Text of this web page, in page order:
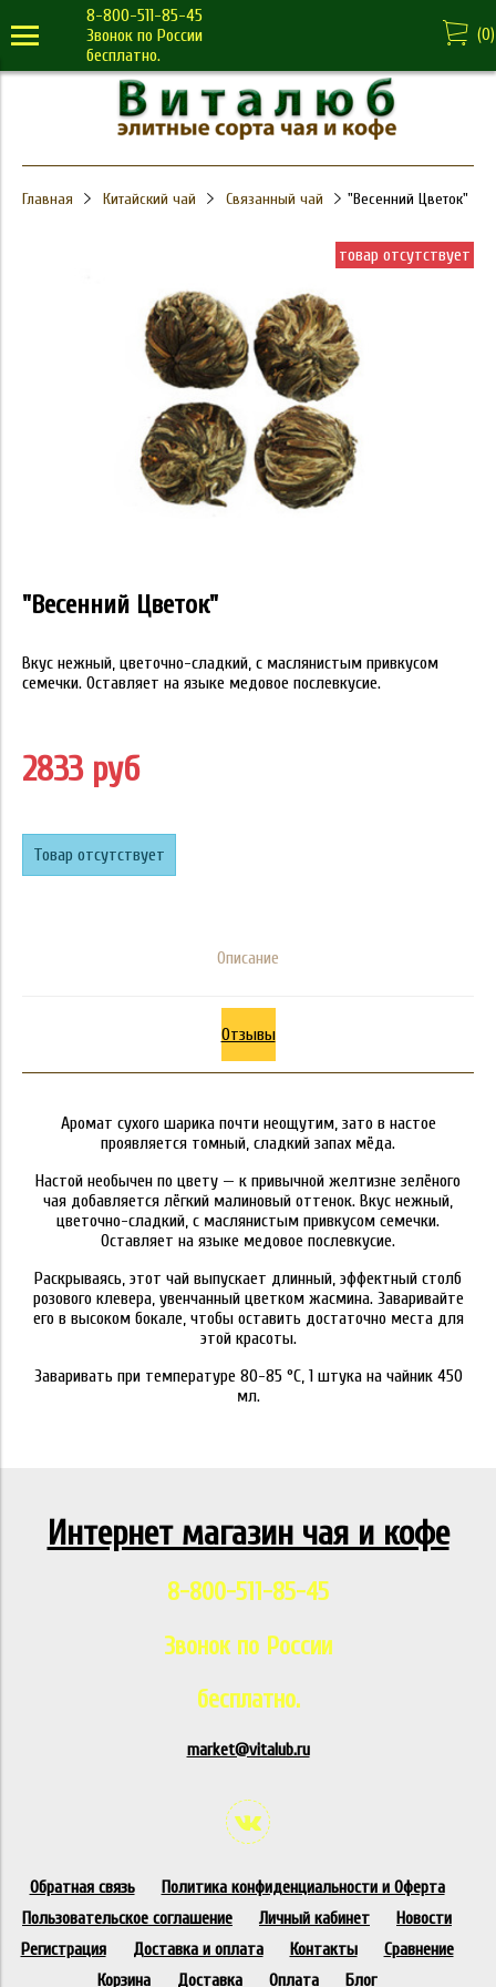
8-800-511-85-45
Звонок по России
бесплатно.
(0)
Главная Китайский чай Связанный чай "Весенний Цветок"
товар отсутствует
"Весенний Цветок"
Вкус нежный, цветочно-сладкий, с маслянистым привкусом
семечки. Оставляет на языке медовое послевкусие.
2833 руб
Товар отсутствует
Описание
Отзывы
Аромат сухого шарика почти неощутим, зато в настое
проявляется томный, сладкий запах мёда.
Настой необычен по цвету — к привычной желтизне зелёного
чая добавляется лёгкий малиновый оттенок. Вкус нежный,
цветочно-сладкий, с маслянистым привкусом семечки.
Оставляет на языке медовое послевкусие.
Раскрываясь, этот чай выпускает длинный, эффектный столб
розового клевера, увенчанный цветком жасмина. Заваривайте
его в высоком бокале, чтобы оставить достаточно места для
этой красоты.
Заваривать при температуре 80-85 °C, 1 штука на чайник 450
мл.
Интернет магазин чая и кофе
8-800-511-85-45
Звонок по России
бесплатно.
market@vitalub.ru
Обратная связь
Политика конфиденциальности и Оферта
Пользовательское соглашение
Личный кабинет
Новости
Регистрация
Доставка и оплата Контакты
Сравнение
Корзина
Доставка Оплата Блог